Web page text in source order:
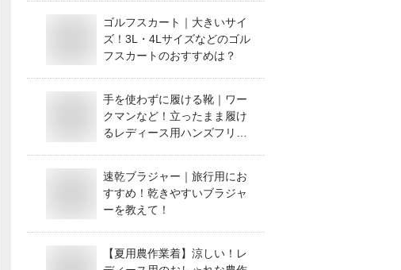
ゴルフスカート｜大きいサイ
ズ！3L・4Lサイズなどのゴル
フスカートのおすすめは？
手を使わずに履ける靴｜ワー
クマンなど！立ったまま履け
るレディース用ハンズフリー
速乾ブラジャー｜旅行用にお
すすめ！乾きやすいブラジャ
ーを教えて！
【夏用農作業着】涼しい！レ